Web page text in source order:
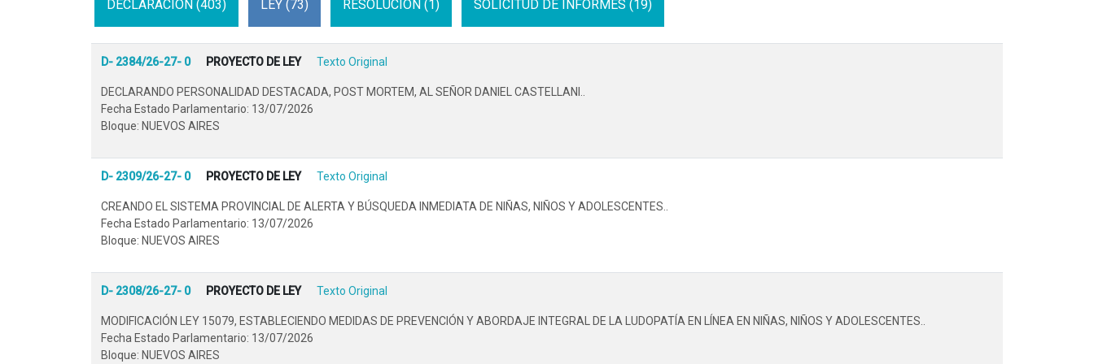
DECLARACION (403) LEY (73) RESOLUCION (1) SOLICITUD DE INFORMES (19)
D- 2384/26-27- 0 PROYECTO DE LEY Texto Original
DECLARANDO PERSONALIDAD DESTACADA, POST MORTEM, AL SEÑOR DANIEL CASTELLANI..
Fecha Estado Parlamentario: 13/07/2026
Bloque: NUEVOS AIRES
D- 2309/26-27- 0 PROYECTO DE LEY Texto Original
CREANDO EL SISTEMA PROVINCIAL DE ALERTA Y BÚSQUEDA INMEDIATA DE NIÑAS, NIÑOS Y ADOLESCENTES..
Fecha Estado Parlamentario: 13/07/2026
Bloque: NUEVOS AIRES
D- 2308/26-27- 0 PROYECTO DE LEY Texto Original
MODIFICACIÓN LEY 15079, ESTABLECIENDO MEDIDAS DE PREVENCIÓN Y ABORDAJE INTEGRAL DE LA LUDOPATÍA EN LÍNEA EN NIÑAS, NIÑOS Y ADOLESCENTES..
Fecha Estado Parlamentario: 13/07/2026
Bloque: NUEVOS AIRES